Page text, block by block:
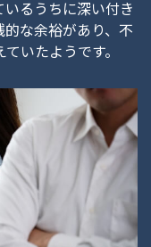
るうちに深い付き
な余裕があり、不
いたようです。